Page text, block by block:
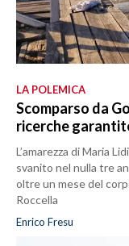
LA POLEMICA
Scomparso da
ricerche
L’amarezza di Maria
svanito nel nulla tre
oltre un mese del
Roccella
Enrico Fresu